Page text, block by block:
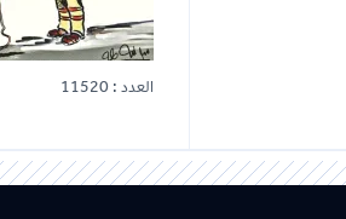
العدد : 11520